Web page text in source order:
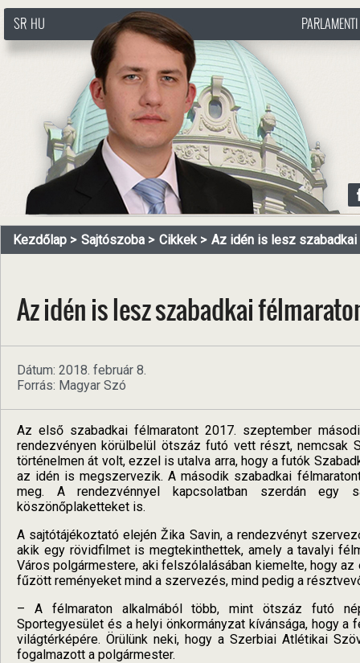
http://www.pasztorbalint.rs/hu
SR HU
Kezdőlap Sajtószoba Cikkek Az idén is lesz szabadkai
Az idén is lesz szabadkai
Dátum: 2018. február 8.
Forrás: Magyar Szó
Az első szabadkai félmaratont 2017. szeptember
rendezvényen körülbelül ötszáz futó vett részt, nemcsak
történelmen át volt, ezzel is utalva arra, hogy a futók
az idén is megszervezik. A második szabadkai
meg. A rendezvénnyel kapcsolatban szerdán egy
köszönőplaketteket is.
A sajtótájékoztató elején Žika Savin, a rendezvényt
akik egy rövidfilmet is megtekinthettek, amely a tavalyi
Város polgármestere, aki felszólalásában kiemelte, hogy
fűzött reményeket mind a szervezés, mind pedig a
– A félmaraton alkalmából több, mint ötszáz futó
Sportegyesület és a helyi önkormányzat kívánsága, hogy
világtérképére. Örülünk neki, hogy a Szerbiai Atlétikai
fogalmazott a polgármester.